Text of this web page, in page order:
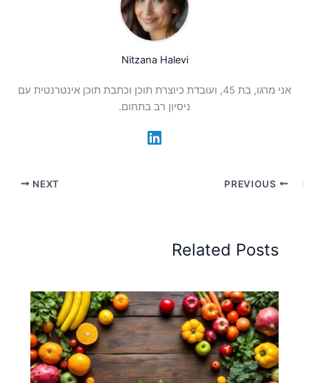
Nitzana Halevi
אני מרגו, בת 45, ועובדת כיוצרת תוכן וכתבת תוכן אינטרנטית עם
ניסיון רב בתחום.
NEXT
Related Posts